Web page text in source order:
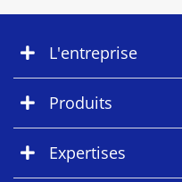
L'entreprise
Produits
Expertises